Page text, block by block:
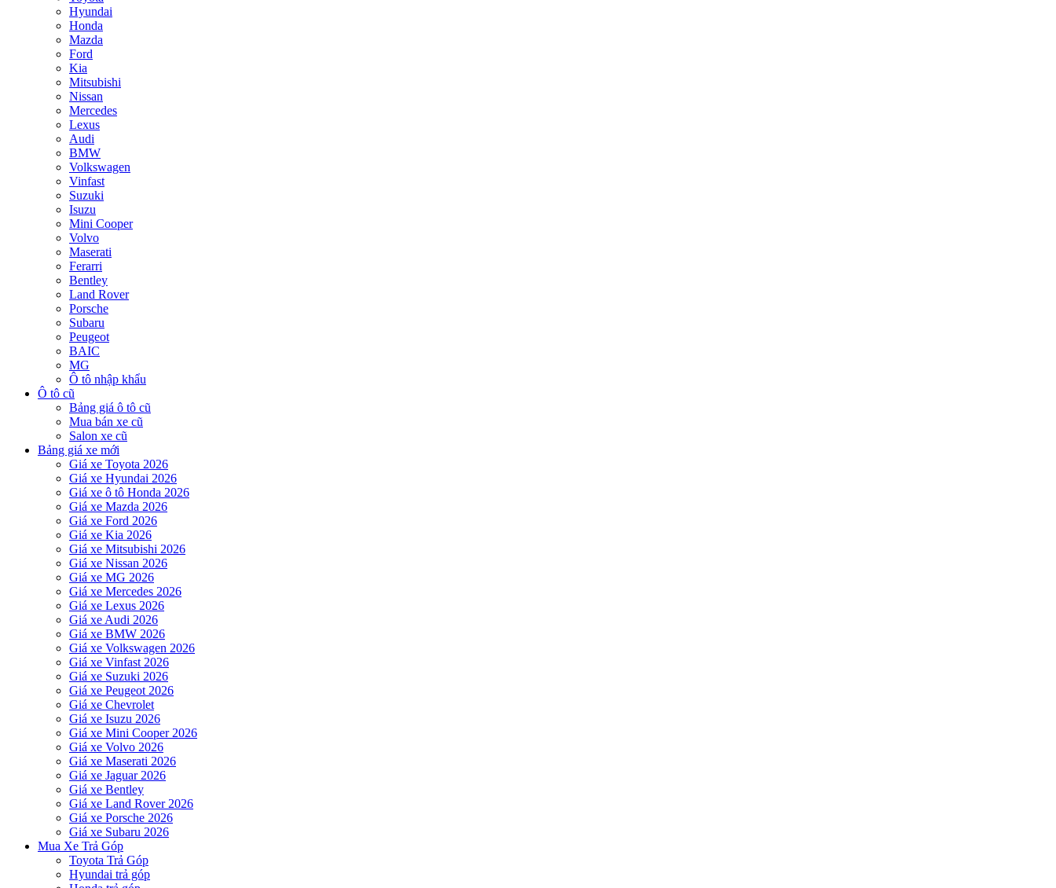
Hyundai
Honda
Mazda
Ford
Kia
Mitsubishi
Nissan
Mercedes
Lexus
Audi
BMW
Volkswagen
Vinfast
Suzuki
Isuzu
Mini Cooper
Volvo
Maserati
Ferarri
Bentley
Land Rover
Porsche
Subaru
Peugeot
BAIC
MG
Ô tô nhập khẩu
Ô tô cũ
Bảng giá ô tô cũ
Mua bán xe cũ
Salon xe cũ
Bảng giá xe mới
Giá xe Toyota 2026
Giá xe Hyundai 2026
Giá xe ô tô Honda 2026
Giá xe Mazda 2026
Giá xe Ford 2026
Giá xe Kia 2026
Giá xe Mitsubishi 2026
Giá xe Nissan 2026
Giá xe MG 2026
Giá xe Mercedes 2026
Giá xe Lexus 2026
Giá xe Audi 2026
Giá xe BMW 2026
Giá xe Volkswagen 2026
Giá xe Vinfast 2026
Giá xe Suzuki 2026
Giá xe Peugeot 2026
Giá xe Chevrolet
Giá xe Isuzu 2026
Giá xe Mini Cooper 2026
Giá xe Volvo 2026
Giá xe Maserati 2026
Giá xe Jaguar 2026
Giá xe Bentley
Giá xe Land Rover 2026
Giá xe Porsche 2026
Giá xe Subaru 2026
Mua Xe Trả Góp
Toyota Trả Góp
Hyundai trả góp